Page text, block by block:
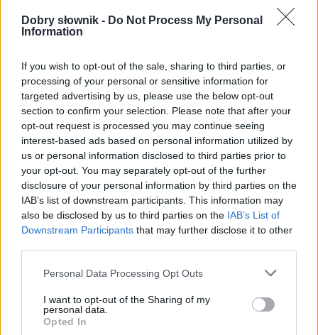
Dobry słownik - Do Not Process My Personal
Information
If you wish to opt-out of the sale, sharing to third parties, or
processing of your personal or sensitive information for
targeted advertising by us, please use the below opt-out
section to confirm your selection. Please note that after your
opt-out request is processed you may continue seeing
interest-based ads based on personal information utilized by
us or personal information disclosed to third parties prior to
your opt-out. You may separately opt-out of the further
disclosure of your personal information by third parties on the
IAB’s list of downstream participants. This information may
also be disclosed by us to third parties on the IAB’s List of
Downstream Participants that may further disclose it to other
Please note that this website/app uses one or more Google
not limited to your visit or usage behaviour. You may click to
grant or deny consent to Google and its third-party tags to
use your data for below specified purposes in below Google
Personal Data Processing Opt Outs
I want to opt-out of the Sharing of my
personal data.
Opted In
Pozostały wątpliwości? Brakuje czegoś w haśle?
Zobacz, co zyskują abonenci Dobrego słownika.
Często sprawdzane